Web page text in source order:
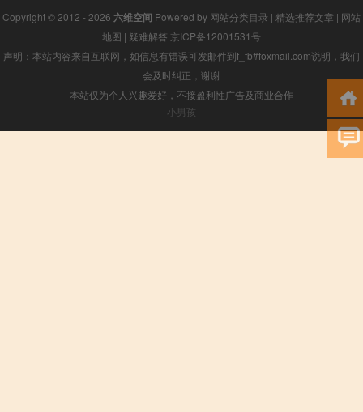
Copyright © 2012 - 2026 六维空间 Powered by 网站分类目录 | 精选推荐文章 | 网站
地图 | 疑难解答 京ICP备12001531号
声明：本站内容来自互联网，如信息有错误可发邮件到f_fb#foxmail.com说明，我们
会及时纠正，谢谢
本站仅为个人兴趣爱好，不接盈利性广告及商业合作
小男孩